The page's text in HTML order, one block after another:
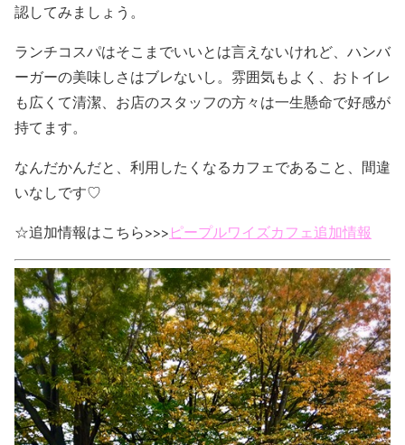
認してみましょう。
ランチコスパはそこまでいいとは言えないけれど、ハンバ
ーガーの美味しさはブレないし。雰囲気もよく、おトイレ
も広くて清潔、お店のスタッフの方々は一生懸命で好感が
持てます。
なんだかんだと、利用したくなるカフェであること、間違
いなしです♡
☆追加情報はこちら>>>ピープルワイズカフェ追加情報